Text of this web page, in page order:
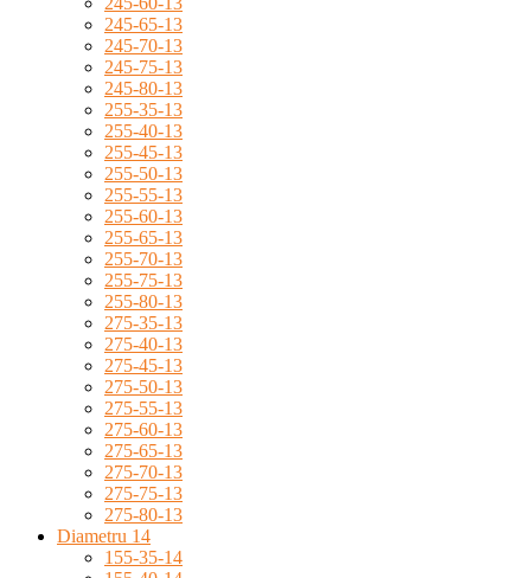
245-65-13
245-70-13
245-75-13
245-80-13
255-35-13
255-40-13
255-45-13
255-50-13
255-55-13
255-60-13
255-65-13
255-70-13
255-75-13
255-80-13
275-35-13
275-40-13
275-45-13
275-50-13
275-55-13
275-60-13
275-65-13
275-70-13
275-75-13
275-80-13
Diametru 14
155-35-14